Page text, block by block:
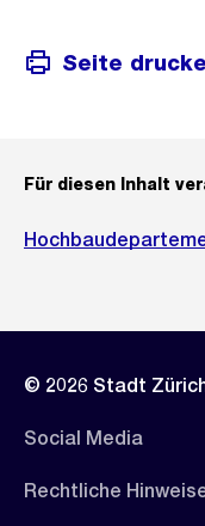
Seite
Für diesen Inhalt
© 2026 Stadt
Social Media
Rechtliche